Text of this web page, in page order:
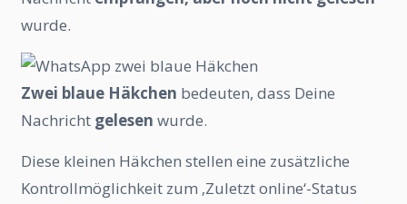
wurde.
Zwei blaue Häkchen bedeuten, dass Deine
Nachricht gelesen wurde.
Diese kleinen Häkchen stellen eine zusätzliche
Kontrollmöglichkeit zum ‚Zuletzt online‘-Status